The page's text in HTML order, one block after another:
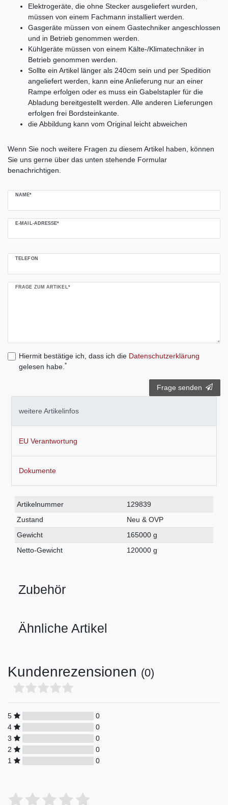
Elektrogeräte, die ohne Stecker ausgeliefert wurden,
müssen von einem Fachmann installiert werden.
Gasgeräte müssen von einem Gastechniker angeschlossen
und in Betrieb genommen werden.
Kühlgeräte müssen von einem Kälte-/Klimatechniker in
Betrieb genommen werden.
Sollte ein Artikel länger als 240cm sein und per Spedition
angeliefert werden, kann eine Anlieferung nur an einer
Rampe erfolgen oder es muss ein Gabelstapler für die
Abladung bereitgestellt werden. Alle anderen Lieferungen
erfolgen frei Bordsteinkante.
die Abbildung kann vom Original leicht abweichen
Wenn Sie noch weitere Fragen zu diesem Artikel haben, können
Sie uns gerne über das unten stehende Formular
benachrichtigen.
NAME*
E-MAIL-ADRESSE*
TELEFON
FRAGE ZUM ARTIKEL*
Hiermit bestätige ich, dass ich die Daten­schutz­erklärung
gelesen habe. *
Frage senden
weitere Artikelinfos
EU Verantwortung
Dokumente
Technisches
Merkmal
Wert
Artikelnummer
129839
Zustand
Neu & OVP
Gewicht
165000 g
Netto-Gewicht
120000 g
Zubehör
Ähnliche Artikel
Kundenrezensionen (0)
5
0
4
0
3
0
2
0
1
0